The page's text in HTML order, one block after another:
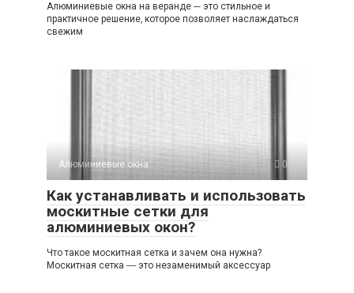
Алюминиевые окна на веранде ─ это стильное и
практичное решение‚ которое позволяет наслаждаться
свежим
Алюминиевые окна 0
Как устанавливать и использовать
москитные сетки для
алюминиевых окон?
Что такое москитная сетка и зачем она нужна?
Москитная сетка ― это незаменимый аксессуар